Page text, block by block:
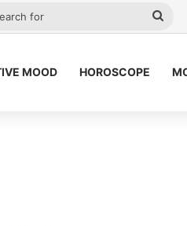
MOOD HOROSCOPE